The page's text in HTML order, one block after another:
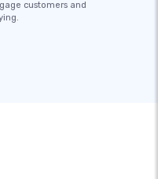
customers and